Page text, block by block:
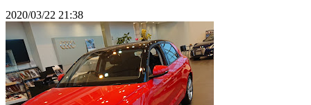
2020/03/22 21:38